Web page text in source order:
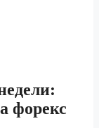
форекс